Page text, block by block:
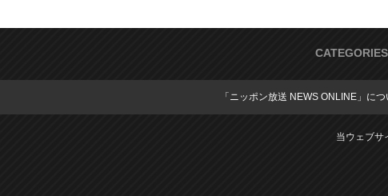
CATEGORIES
「ニッポン放送 NEWS ONLINE」につ
当ウェブサ